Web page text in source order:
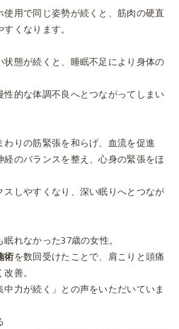
用で同じ姿勢が続くと、筋肉の硬直
くなります。
態が続くと、睡眠不足により身体の
的な体調不良へとつながってしまい
わりの筋緊張を和らげ、血流を促進
経のバランスを整え、心身の緊張をほ
スしやすくなり、深い眠りへとつなが
れなかった37歳の女性。
術を数回受けたことで、肩こりと頭痛
善。
力が続く」との声をいただいていま